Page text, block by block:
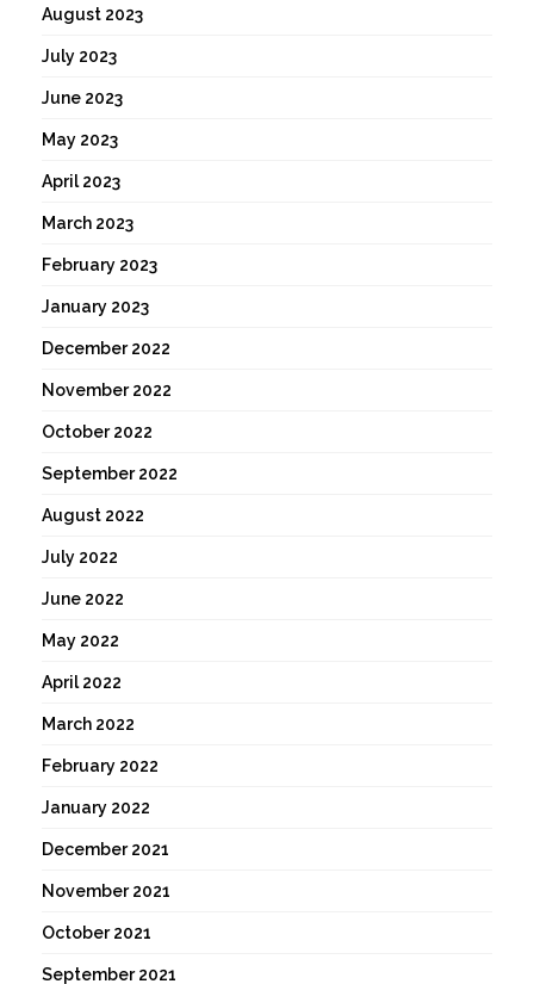
August 2023
July 2023
June 2023
May 2023
April 2023
March 2023
February 2023
January 2023
December 2022
November 2022
October 2022
September 2022
August 2022
July 2022
June 2022
May 2022
April 2022
March 2022
February 2022
January 2022
December 2021
November 2021
October 2021
September 2021